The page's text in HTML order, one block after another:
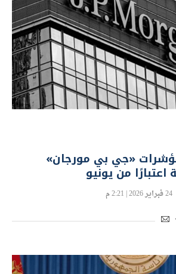
مؤشرات «جي بي مورجان»
من يونيو
24 فبراير 2026 | 2:21 م